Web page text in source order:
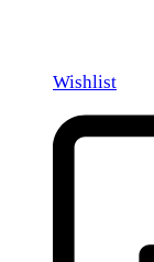
Wishlist